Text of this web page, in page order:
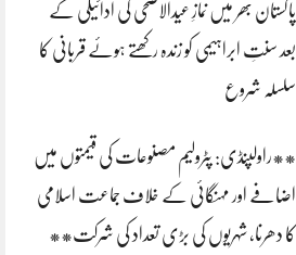
پاکستان بھر میں نمازِ عیدالاضحی کی ادائیگی کے
بعد سنتِ ابراہیمی کو زندہ رکھتے ہوئے قربانی کا
سلسلہ شروع
**راولپنڈی: پٹرولیم مصنوعات کی قیمتوں میں
اضافے اور مہنگائی کے خلاف جماعت اسلامی
کا دھرنا، شہریوں کی بڑی تعداد کی شرکت**